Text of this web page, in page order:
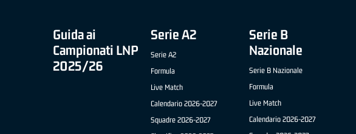
Guida ai
Campionati LNP
2025/26
Serie A2
Serie A2
Formula
Live Match
Calendario 2026-2027
Squadre 2026-2027
Serie B
Nazionale
Serie B Nazionale
Formula
Live Match
Calendario 2026-2027